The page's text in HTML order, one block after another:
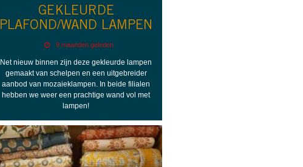
GEKLEURDE
PLAFOND/WAND LAMPEN
9 maanden geleden
Net nieuw binnen zijn deze gekleurde lampen
gemaakt van schelpen en een uitgebreider
aanbod van mozaieklampen. In beide filialen
hebben we weer een prachtige wand vol met
lampen!